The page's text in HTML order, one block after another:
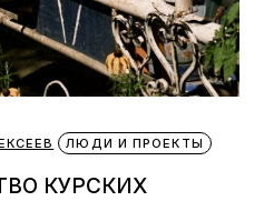
ЛЮДИ И ПРОЕКТЫ
КУРСКИХ